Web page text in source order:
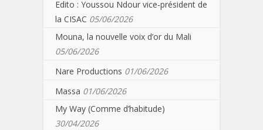
Edito : Youssou Ndour vice-président de
la CISAC 05/06/2026
Mouna, la nouvelle voix d’or du Mali
05/06/2026
Nare Productions 01/06/2026
Massa 01/06/2026
My Way (Comme d’habitude)
30/04/2026